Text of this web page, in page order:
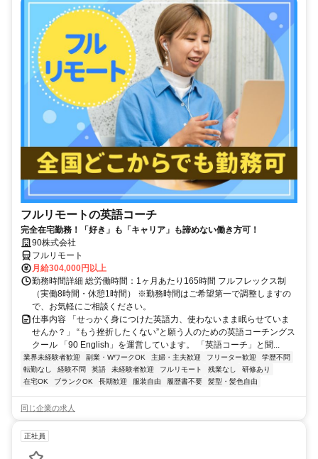
フルリモートの英語コーチ
完全在宅勤務！「好き」も「キャリア」も諦めない働き方可！
90株式会社
フルリモート
月給304,000円以上
勤務時間詳細 総労働時間：1ヶ月あたり165時間 フルフレックス制
（実働8時間・休憩1時間） ※勤務時間はご希望第一で調整しますの
で、お気軽にご相談ください。
仕事内容 「せっかく身につけた英語力、使わないまま眠らせていま
せんか？」 “もう挫折したくない”と願う人のための英語コーチングス
クール 「90 English」を運営しています。 「英語コーチ」と聞...
業界未経験者歓迎 副業・WワークOK 主婦・主夫歓迎 フリーター歓迎
学歴不問
転勤なし
経験不問 英語 未経験者歓迎 フルリモート 残業なし
研修あり
在宅OK
ブランクOK 長期歓迎 服装自由 履歴書不要 髪型・髪色自由
同じ企業の求人
正社員